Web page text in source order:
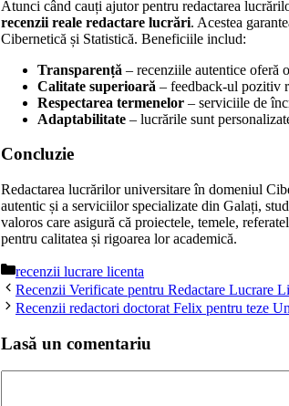
Atunci când cauți ajutor pentru redactarea
recenzii reale redactare lucrări. Acestea
Cibernetică și Statistică. Beneficiile includ:
Transparență – recenziile autentice oferă
Calitate superioară – feedback-ul pozitiv
Respectarea termenelor – serviciile de
Adaptabilitate – lucrările sunt
Concluzie
Redactarea lucrărilor universitare în domeniul
autentic și a serviciilor specializate din Galați,
valoros care asigură că proiectele, temele,
pentru calitatea și rigoarea lor academică.
Categorii
recenzii lucrare licenta
Recenzii Verificate pentru Redactare Lucrare
Recenzii redactori doctorat Felix pentru teze
Lasă un comentariu